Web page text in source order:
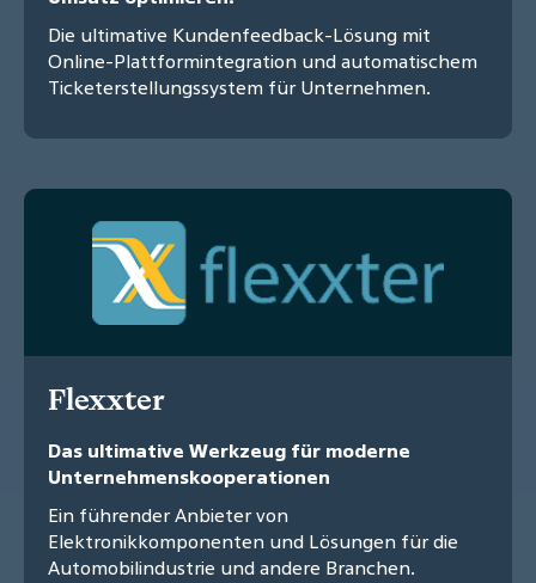
Die ultimative Kundenfeedback-Lösung mit
Online-Plattformintegration und automatischem
Ticketerstellungssystem für Unternehmen.
Flexxter
Das ultimative Werkzeug für moderne
Unternehmenskooperationen
Ein führender Anbieter von
Elektronikkomponenten und Lösungen für die
Automobilindustrie und andere Branchen.